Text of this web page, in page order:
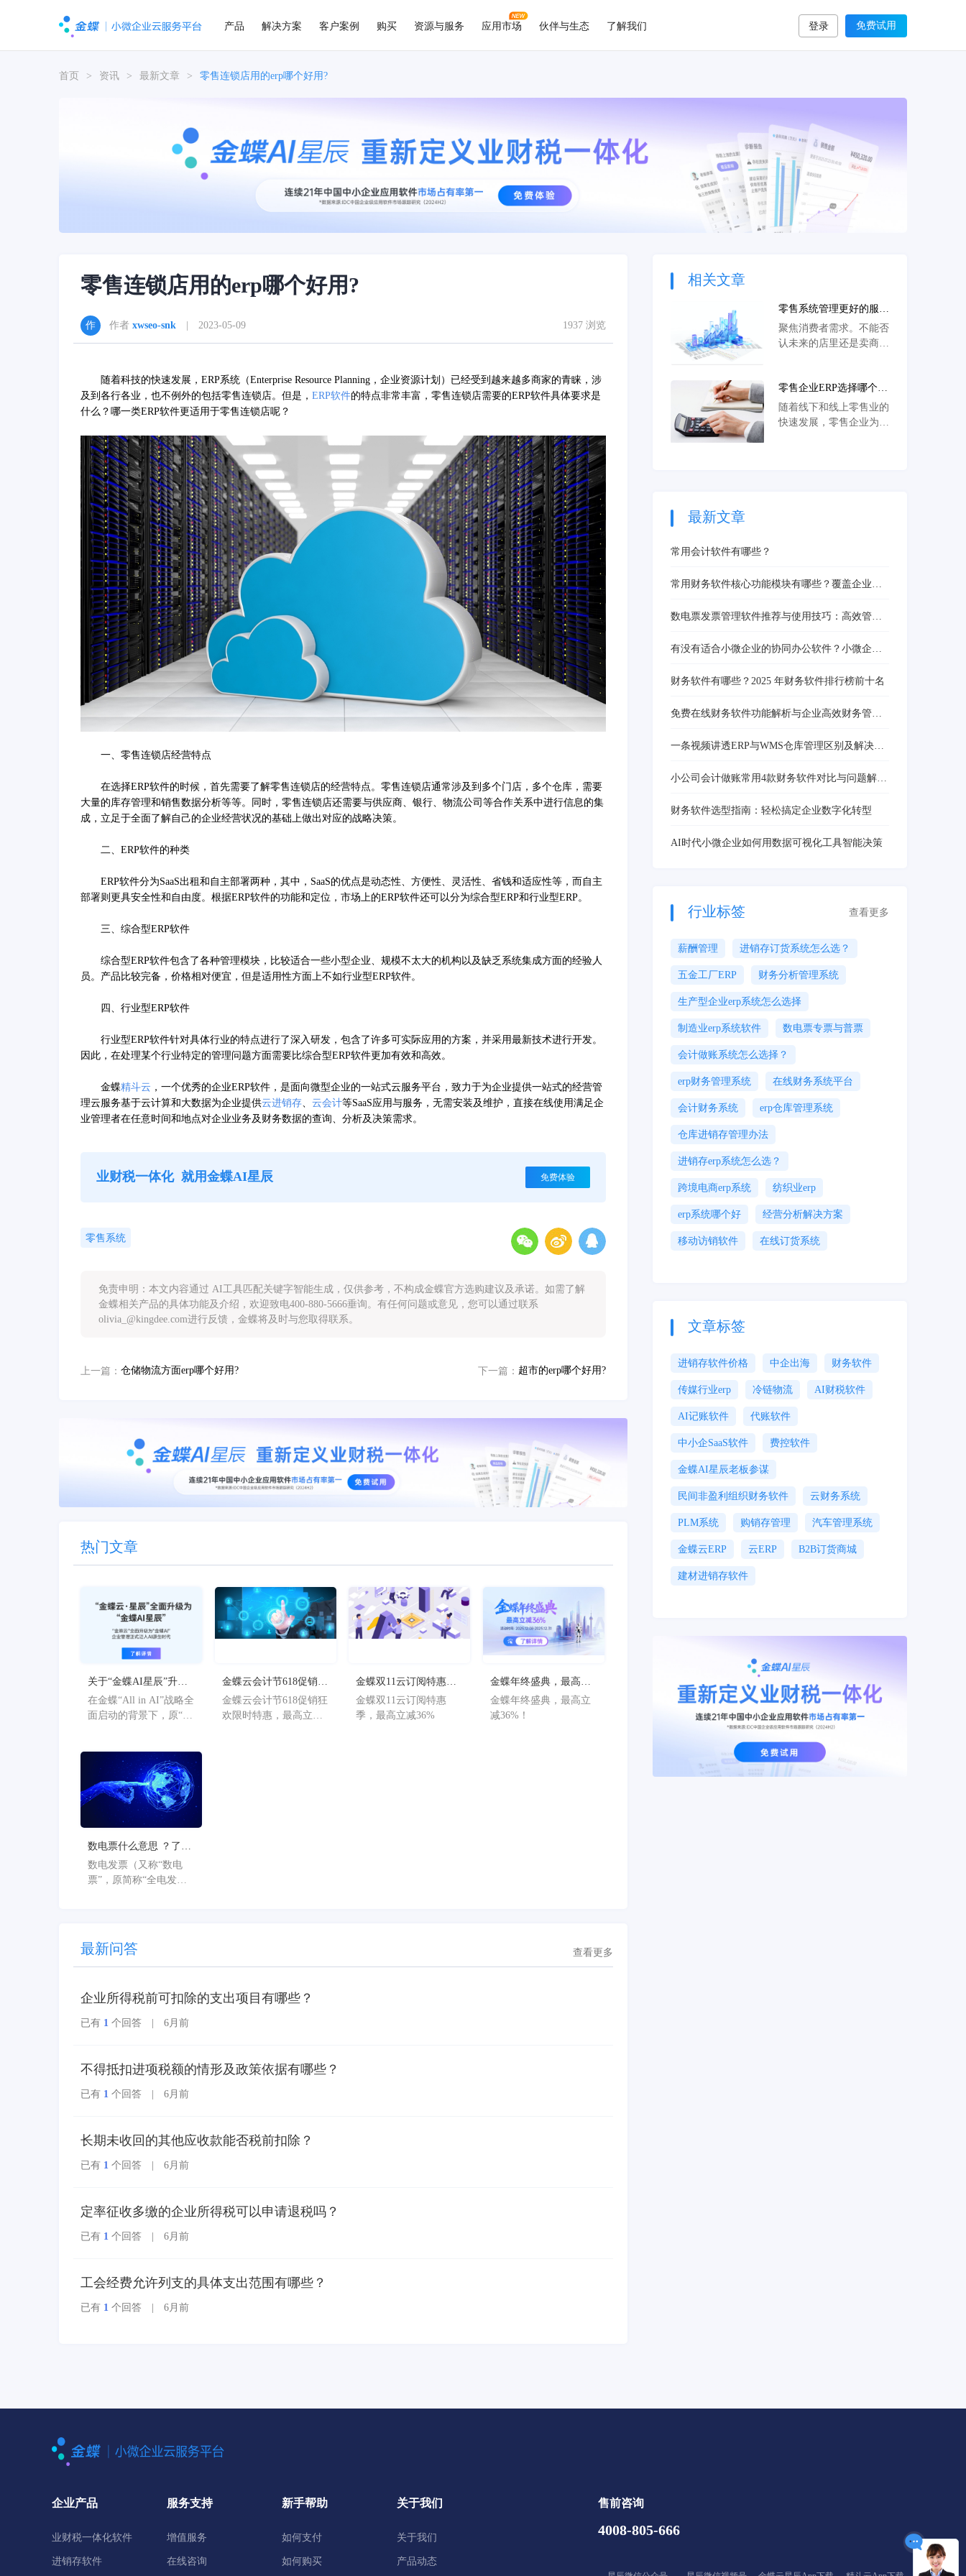
产品 解决方案 客户案例 购买 资源与服务 应用市场 伙伴与生态 了解我们 登录 免费试用
首页 > 资讯 > 最新文章 > 零售连锁店用的erp哪个好用?
零售连锁店用的erp哪个好用?
作者 xwseo-snk | 2023-05-09 1937 浏览
随着科技的快速发展，ERP系统（Enterprise Resource Planning，企业资源计划）已经受到越来越多商家的青睐，涉
及到各行各业，也不例外的包括零售连锁店。但是， ERP软件的特点非常丰富，零售连锁店需要的ERP软件具体要求是
什么？哪一类ERP软件更适用于零售连锁店呢？
一、零售连锁店经营特点
在选择ERP软件的时候，首先需要了解零售连锁店的经营特点。零售连锁店通常涉及到多个门店，多个仓库，需要
大量的库存管理和销售数据分析等等。同时，零售连锁店还需要与供应商、银行、物流公司等合作关系中进行信息的集
成，立足于全面了解自己的企业经营状况的基础上做出对应的战略决策。
二、ERP软件的种类
ERP软件分为SaaS出租和自主部署两种，其中，SaaS的优点是动态性、方便性、灵活性、省钱和适应性等，而自主
部署则更具安全性和自由度。根据ERP软件的功能和定位，市场上的ERP软件还可以分为综合型ERP和行业型ERP。
三、综合型ERP软件
综合型ERP软件包含了各种管理模块，比较适合一些小型企业、规模不太大的机构以及缺乏系统集成方面的经验人
员。产品比较完备，价格相对便宜，但是适用性方面上不如行业型ERP软件。
四、行业型ERP软件
行业型ERP软件针对具体行业的特点进行了深入研发，包含了许多可实际应用的方案，并采用最新技术进行开发。
因此，在处理某个行业特定的管理问题方面需要比综合型ERP软件更加有效和高效。
金蝶精斗云 ，一个优秀的企业ERP软件，是面向微型企业的一站式云服务平台，致力于为企业提供一站式的经营管
理云服务基于云计算和大数据为企业提供云进销存 云会计等SaaS应用与服务，无需安装及维护，直接在线使用满足企
业管理者在任意时间和地点对企业业务及财务数据的查询、分析及决策需求。
业财税一体化 就用金蝶AI星辰 免费体验
零售系统
免责申明：本文内容通过 AI工具匹配关键字智能生成，仅供参考，不构成金蝶官方选购建议及承诺。如需了解
金蝶相关产品的具体功能及介绍，欢迎致电400-880-5666垂询。有任何问题或意见，您可以通过联系
olivia_@kingdee.com进行反馈，金蝶将及时与您取得联系。
上一篇： 仓储物流方面erp哪个好用? 下一篇： 超市的erp哪个好用?
热门文章
关于“金蝶AI星辰”升级
为“金蝶AI星辰”的官方
公告
在金蝶“All in AI”战略全
面启动的背景下，原“金
次从“云”到“AI”的品牌
焕新，标志着星辰系列
产品全面迈入AI驱动的
新阶段，旨在以AI技术
重构小微企业数智化解
入新动能。
金蝶云会计节618促销狂
欢限时特惠，最高立减
36%
金蝶云会计节618促销狂
欢限时特惠，最高立减
金蝶双11云订阅特惠
季，最高立减36%
金蝶双11云订阅特惠
季，最高立减36%
金蝶年终盛典，最高立
减36%！
金蝶年终盛典，最高立
减36%！
数电票什么意思 ？了解
数电票的基本概念
数电发票（又称“数电
票”，原简称“全电发
效力的全新发票，不以
纸质形式存在、不用介
质支撑、无须申请领
版增量。纸质发票的票
多个票种集成归并为电
发票实行全国统一赋
码、自动流转交付。
最新问答 查看更多
企业所得税前可扣除的支出项目有哪些？
已有 1 个回答 | 6月前
不得抵扣进项税额的情形及政策依据有哪些？
已有 1 个回答 | 6月前
长期未收回的其他应收款能否税前扣除？
已有 1 个回答 | 6月前
定率征收多缴的企业所得税可以申请退税吗？
已有 1 个回答 | 6月前
工会经费允许列支的具体支出范围有哪些？
已有 1 个回答 | 6月前
相关文章
零售系统管理更好的服务
于客户
聚焦消费者需求。不能否
认未来的店里还是卖商品
有商品，通过商品吸引顾
客，商品第一。现在的零
售、未来的零售一定要先
零售企业ERP选择哪个
APP?
随着线下和线上零售业的
快速发展，零售企业为了
最新文章
常用会计软件有哪些？
常用财务软件核心功能模块有哪些？覆盖企业财
数电票发票管理软件推荐与使用技巧：高效管理
有没有适合小微企业的协同办公软件？小微企协
财务软件有哪些？2025 年财务软件排行榜前十名
免费在线财务软件功能解析与企业高效财务管理
一条视频讲透ERP与WMS仓库管理区别及解决方
小公司会计做账常用4款财务软件对比与问题解决
财务软件选型指南：轻松搞定企业数字化转型
AI时代小微企业如何用数据可视化工具智能决策
行业标签 查看更多
薪酬管理 进销存订货系统怎么选？
五金工厂ERP 财务分析管理系统
生产型企业erp系统怎么选择
制造业erp系统软件 数电票专票与普票
会计做账系统怎么选择？
erp财务管理系统 在线财务系统平台
会计财务系统 erp仓库管理系统
仓库进销存管理办法
进销存erp系统怎么选？
跨境电商erp系统 纺织业erp
erp系统哪个好 经营分析解决方案
移动访销软件 在线订货系统
文章标签
进销存软件价格 中企出海 财务软件
传媒行业erp 冷链物流 AI财税软件
AI记账软件 代账软件
中小企SaaS软件 费控软件
金蝶AI星辰老板参谋
民间非盈利组织财务软件 云财务系统
PLM系统 购销存管理 汽车管理系统
金蝶云ERP 云ERP B2B订货商城
建材进销存软件
企业产品
业财税一体化软件
进销存软件
服务支持
增值服务
在线咨询
新手帮助
如何支付
如何购买
关于我们
关于我们
产品动态
售前咨询
4008-805-666